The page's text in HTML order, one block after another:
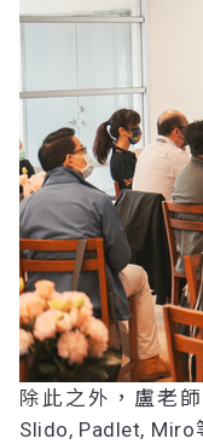
除此之外，盧老
Slido, Padlet,